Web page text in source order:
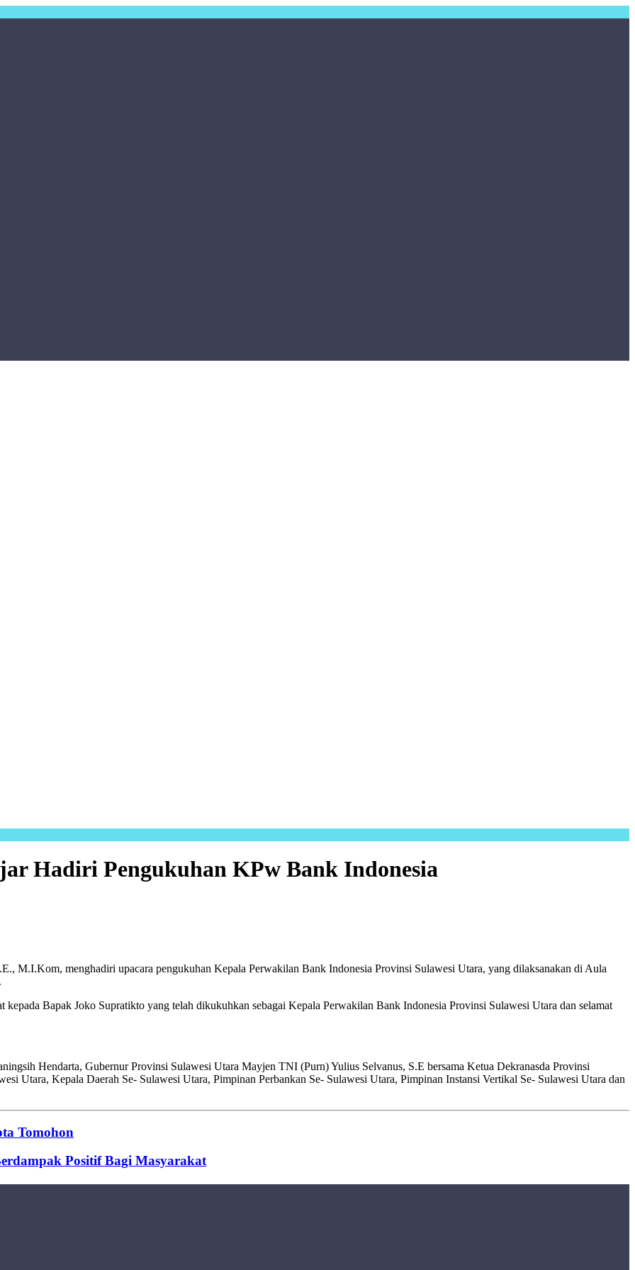
Hadiri Pengukuhan KPw Bank Indonesia
M.I.Kom, menghadiri upacara pengukuhan Kepala Perwakilan Bank Indonesia Provinsi Sulawesi Utara, yang dilaksanakan di Aula
kepada Bapak Joko Supratikto yang telah dikukuhkan sebagai Kepala Perwakilan Bank Indonesia Provinsi Sulawesi Utara dan selamat
Hendarta, Gubernur Provinsi Sulawesi Utara Mayjen TNI (Purn) Yulius Selvanus, S.E bersama Ketua Dekranasda Provinsi
Utara, Kepala Daerah Se- Sulawesi Utara, Pimpinan Perbankan Se- Sulawesi Utara, Pimpinan Instansi Vertikal Se- Sulawesi Utara dan
Tomohon
Positif Bagi Masyarakat